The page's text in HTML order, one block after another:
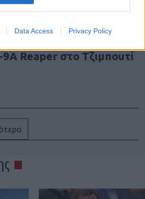
Data Access Privacy Policy
Reaper στο Τζιμπουτί